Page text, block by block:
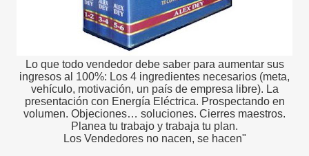
Lo que todo vendedor debe saber para aumentar sus
ingresos al 100%: Los 4 ingredientes necesarios (meta,
vehículo, motivación, un país de empresa libre). La
presentación con Energía Eléctrica. Prospectando en
volumen. Objeciones… soluciones. Cierres maestros.
Planea tu trabajo y trabaja tu plan.
Los Vendedores no nacen, se hacen"